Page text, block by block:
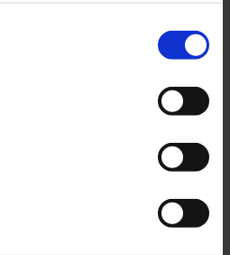
campagna Holiday 2023
teneri gattini. L’obbiettivo di
la nuova collezione Holiday
inusuali: numerosi